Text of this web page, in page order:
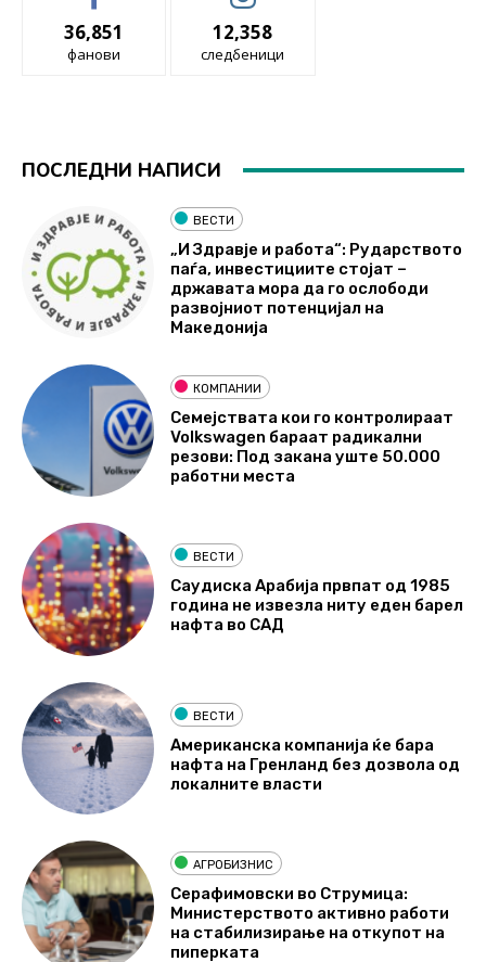
36,851
фанови
12,358
следбеници
ПОСЛЕДНИ НАПИСИ
ВЕСТИ
„И Здравје и работа“: Рударството
паѓа, инвестициите стојат –
државата мора да го ослободи
развојниот потенцијал на
Македонија
КОМПАНИИ
Семејствата кои го контролираат
Volkswagen бараат радикални
резови: Под закана уште 50.000
работни места
ВЕСТИ
Саудиска Арабија првпат од 1985
година не извезла ниту еден барел
нафта во САД
ВЕСТИ
Американска компанија ќе бара
нафта на Гренланд без дозвола од
локалните власти
АГРОБИЗНИС
Серафимовски во Струмица:
Министерството активно работи
на стабилизирање на откупот на
пиперката